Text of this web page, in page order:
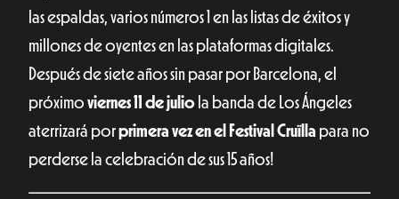
las espaldas, varios números 1 en las listas de éxitos y
millones de oyentes en las plataformas digitales.
Después de siete años sin pasar por Barcelona, ​​el
próximo viernes 11 de julio la banda de Los Ángeles
aterrizará porprimera vez en el Festival Cruïlla para no
perderse la celebración de sus 15 años!